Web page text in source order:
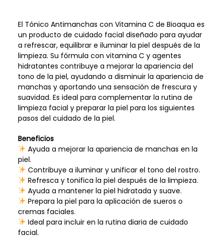
El Tónico Antimanchas con Vitamina C de Bioaqua es
un producto de cuidado facial diseñado para ayudar
a refrescar, equilibrar e iluminar la piel después de la
limpieza. Su fórmula con vitamina C y agentes
hidratantes contribuye a mejorar la apariencia del
tono de la piel, ayudando a disminuir la apariencia de
manchas y aportando una sensación de frescura y
suavidad. Es ideal para complementar la rutina de
limpieza facial y preparar la piel para los siguientes
pasos del cuidado de la piel.
Beneficios
Ayuda a mejorar la apariencia de manchas en la
piel.
Contribuye a iluminar y unificar el tono del rostro.
Refresca y tonifica la piel después de la limpieza.
Ayuda a mantener la piel hidratada y suave.
Prepara la piel para la aplicación de sueros o
cremas faciales.
Ideal para incluir en la rutina diaria de cuidado
facial.